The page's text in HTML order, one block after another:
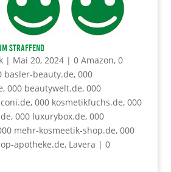
straffend
| Mai 20, 2024| 0 Amazon, 0
basler-beauty.de, 000
, 000 beautywelt.de, 000
, 000 kosmetikfuchs.de, 000
, 000 luxurybox.de, 000
mehr-kosmeetik-shop.de, 000
apotheke.de, Lavera | 0